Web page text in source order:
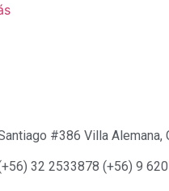
#386 Villa Alemana,
32 2533878 (+56) 9